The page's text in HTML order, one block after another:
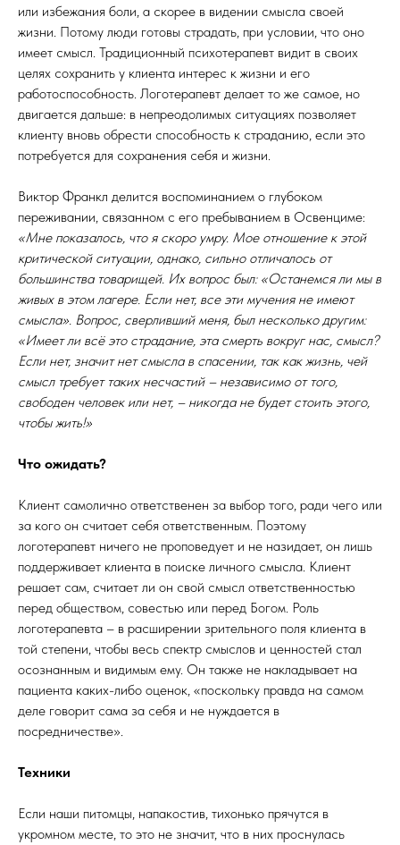
или избежания боли, а скорее в видении смысла своей
жизни. Потому люди готовы страдать, при условии, что оно
имеет смысл. Традиционный психотерапевт видит в своих
целях сохранить у клиента интерес к жизни и его
работоспособность. Логотерапевт делает то же самое, но
двигается дальше: в непреодолимых ситуациях позволяет
клиенту вновь обрести способность к страданию, если это
потребуется для сохранения себя и жизни.
Виктор Франкл делится воспоминанием о глубоком
переживании, связанном с его пребыванием в Освенциме:
«Мне показалось, что я скоро умру. Мое отношение к этой
критической ситуации, однако, сильно отличалось от
большинства товарищей. Их вопрос был: «Останемся ли мы в
живых в этом лагере. Если нет, все эти мучения не имеют
смысла». Вопрос, сверливший меня, был несколько другим:
«Имеет ли всё это страдание, эта смерть вокруг нас, смысл?
Если нет, значит нет смысла в спасении, так как жизнь, чей
смысл требует таких несчастий – независимо от того,
свободен человек или нет, – никогда не будет стоить этого,
чтобы жить!»
Что ожидать?
Клиент самолично ответственен за выбор того, ради чего или
за кого он считает себя ответственным. Поэтому
логотерапевт ничего не проповедует и не назидает, он лишь
поддерживает клиента в поиске личного смысла. Клиент
решает сам, считает ли он свой смысл ответственностью
перед обществом, совестью или перед Богом. Роль
логотерапевта – в расширении зрительного поля клиента в
той степени, чтобы весь спектр смыслов и ценностей стал
осознанным и видимым ему. Он также не накладывает на
пациента каких-либо оценок, «поскольку правда на самом
деле говорит сама за себя и не нуждается в
посредничестве».
Техники
Если наши питомцы, напакостив, тихонько прячутся в
укромном месте, то это не значит, что в них проснулась